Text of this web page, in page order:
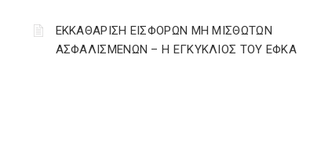
ΕΚΚΑΘΑΡΙΣΗ ΕΙΣΦΟΡΩΝ ΜΗ ΜΙΣΘΩΤΩΝ
ΑΣΦΑΛΙΣΜΕΝΩΝ – Η ΕΓΚΥΚΛΙΟΣ ΤΟΥ ΕΦΚΑ